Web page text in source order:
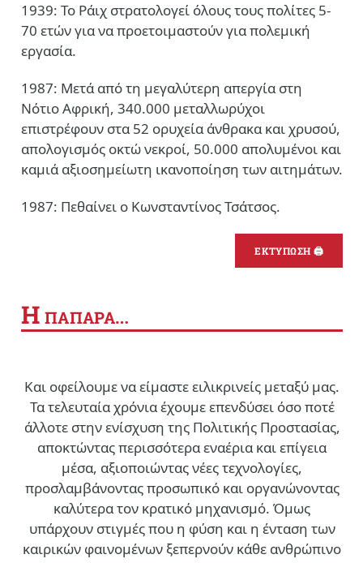
1939: Το Ράιχ στρατολογεί όλους τους πολίτες 5-
70 ετών για να προετοιμαστούν για πολεμική
εργασία.
1987: Μετά από τη μεγαλύτερη απεργία στη
Νότιο Αφρική, 340.000 μεταλλωρύχοι
επιστρέφουν στα 52 ορυχεία άνθρακα και χρυσού,
απολογισμός οκτώ νεκροί, 50.000 απολυμένοι και
καμιά αξιοσημείωτη ικανοποίηση των αιτημάτων.
1987: Πεθαίνει ο Κωνσταντίνος Τσάτσος.
ΕΚΤΥΠΩΣΗ 🖨
Η ΠΑΠΑΡΑ…
Και οφείλουμε να είμαστε ειλικρινείς μεταξύ μας.
Τα τελευταία χρόνια έχουμε επενδύσει όσο ποτέ
άλλοτε στην ενίσχυση της Πολιτικής Προστασίας,
αποκτώντας περισσότερα εναέρια και επίγεια
μέσα, αξιοποιώντας νέες τεχνολογίες,
προσλαμβάνοντας προσωπικό και οργανώνοντας
καλύτερα τον κρατικό μηχανισμό. Όμως
υπάρχουν στιγμές που η φύση και η ένταση των
καιρικών φαινομένων ξεπερνούν κάθε ανθρώπινο